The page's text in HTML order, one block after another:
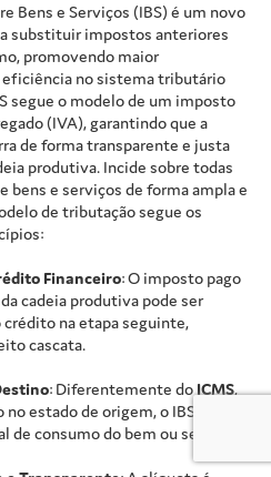
Bens e Serviços (IBS) é um novo
substituir impostos anteriores
promovendo maior
no sistema tributário
segue o modelo de um imposto
(IVA), garantindo que a
de forma transparente e justa
produtiva. Incide sobre todas
bens e serviços de forma ampla e
de tributação segue os
Financeiro: O imposto pago
cadeia produtiva pode ser
na etapa seguinte,
cascata.
: Diferentemente doICMS,
estado de origem, o IBS é
de consumo do bem ou serviço.